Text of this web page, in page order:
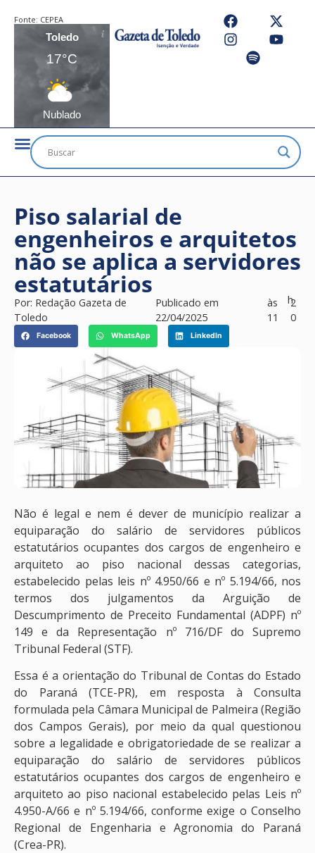
Fonte: CEPEA
Toledo
17°C
Nublado
Piso salarial de
engenheiros e arquitetos
não se aplica a servidores
estatutários
Por: Redação Gazeta de
Toledo
Publicado em
22/04/2025
às
11
h2
0
Facebook WhatsApp LinkedIn
Não é legal e nem é dever de município realizar a
equiparação do salário de servidores públicos
estatutários ocupantes dos cargos de engenheiro e
arquiteto ao piso nacional dessas categorias,
estabelecido pelas leis nº 4.950/66 e nº 5.194/66, nos
termos dos julgamentos da Arguição de
Descumprimento de Preceito Fundamental (ADPF) nº
149 e da Representação nº 716/DF do Supremo
Tribunal Federal (STF).
Essa é a orientação do Tribunal de Contas do Estado
do Paraná (TCE-PR), em resposta à Consulta
formulada pela Câmara Municipal de Palmeira (Região
dos Campos Gerais), por meio da qual questionou
sobre a legalidade e obrigatoriedade de se realizar a
equiparação do salário de servidores públicos
estatutários ocupantes dos cargos de engenheiro e
arquiteto ao piso nacional estabelecido pelas Leis nº
4.950-A/66 e nº 5.194/66, conforme exige o Conselho
Regional de Engenharia e Agronomia do Paraná
(Crea-PR).